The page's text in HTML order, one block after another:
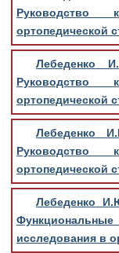
Руководство
ортопедической
Лебеденко
Руководство
ортопедической
Лебеденко
Руководство
ортопедической
Лебеденко
исследования в